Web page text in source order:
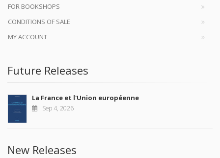
FOR BOOKSHOPS
CONDITIONS OF SALE
MY ACCOUNT
Future Releases
La France et l'Union européenne
Sep 4, 2026
New Releases